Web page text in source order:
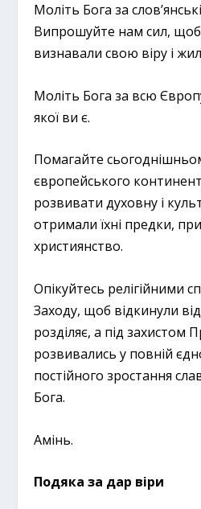
Моліть Бога за
Випрошуйте нам сил,
визнавали свою віру і
Моліть Бога за всю
якої ви є.
Помагайте
європейського
розвивати духовну і
отримали їхні предки,
християнство.
Опікуйтесь релігійними
Заходу, щоб відкинули
розділяє, а під захистом
розвивались у повній
постійного зростання
Бога.
Амінь.
Подяка за дар віри